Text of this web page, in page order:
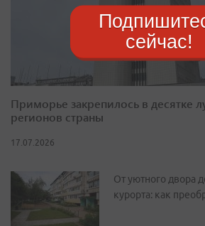
Приморье закрепилось в десятке
регионов страны
17.07.2026
От уютного двора
курорта: как
сейчас!